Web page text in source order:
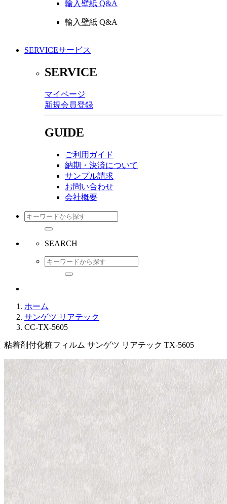
輸入壁紙 Q&A
輸入壁紙 Q&A
SERVICEサービス
SERVICE
マイページ
新規会員登録
GUIDE
ご利用ガイド
納期・決済について
サンプル請求
お問い合わせ
会社概要
SEARCH
ホーム
サンゲツ リアテック
CC-TX-5605
粘着剤付化粧フィルム サンゲツ リアテック TX-5605